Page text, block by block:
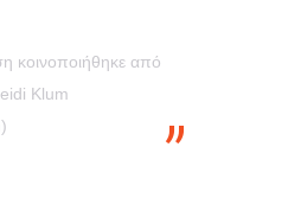
κοινοποιήθηκε από
Klum